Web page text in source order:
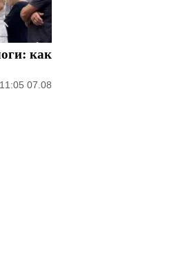
как
11:05 07.08